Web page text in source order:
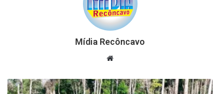
Mídia Recôncavo
Website